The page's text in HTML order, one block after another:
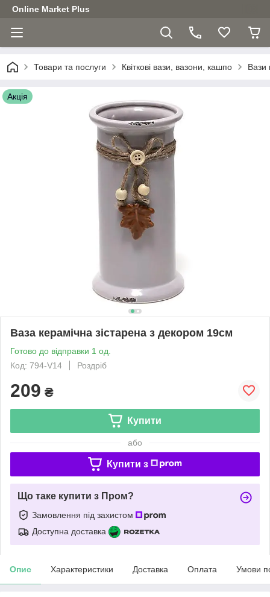
Online Market Plus
Товари та послуги Квіткові вази, вазони, кашпо Вази
Акція
Ваза керамічна зістарена з декором 19см
Готово до відправки 1 од.
Код: 794-V14
Роздріб
209 ₴
Купити
або
Купити з
Що таке купити з Пром?
Замовлення під захистом
Доступна доставка
Опис Характеристики Доставка Оплата Умови